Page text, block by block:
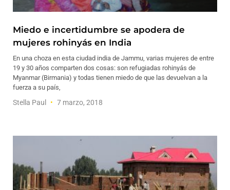
Miedo e incertidumbre se apodera de
mujeres rohinyás en India
En una choza en esta ciudad india de Jammu, varias mujeres de entre
19 y 30 años comparten dos cosas: son refugiadas rohinyás de
Myanmar (Birmania) y todas tienen miedo de que las devuelvan a la
fuerza a su país,
Stella Paul 7 marzo, 2018